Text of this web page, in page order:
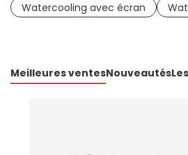
Watercooling avec écran
Meilleures ventesNouveautés